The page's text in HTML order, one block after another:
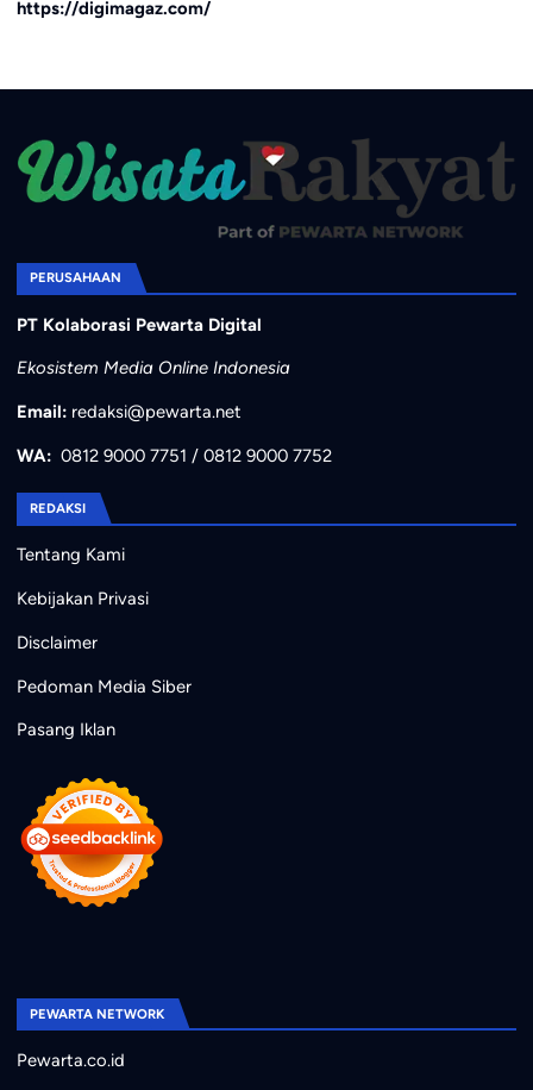
https://digimagaz.com/
PERUSAHAAN
PT Kolaborasi Pewarta Digital
Ekosistem Media Online Indonesia
Email: redaksi@pewarta.net
WA: 0812 9000 7751 / 0812 9000 7752
REDAKSI
Tentang Kami
Kebijakan Privasi
Disclaimer
Pedoman Media Siber
Pasang Iklan
PEWARTA NETWORK
Pewarta.co.id